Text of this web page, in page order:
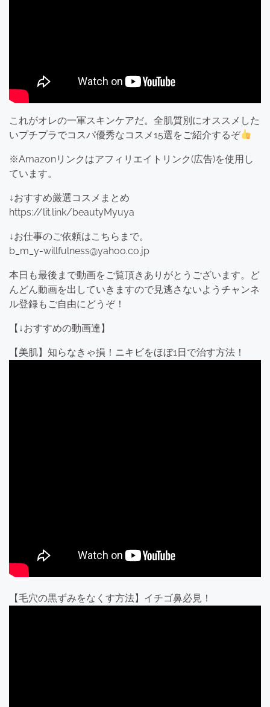
これがオレの一軍スキンケアだ。全肌質別にオススメした
いプチプラでコスパ優秀なコスメ15選をご紹介するぞ
※Amazonリンクはアフィリエイトリンク(広告)を使用し
ています。
↓おすすめ厳選コスメまとめ
https://lit.link/beautyMyuya
↓お仕事のご依頼はこちらまで。
b_m_y-willfulness@yahoo.co.jp
本日も最後まで動画をご覧頂きありがとうございます。ど
んどん動画を出していきますので見逃さないようチャンネ
ル登録もご自由にどうぞ！
【↓おすすめの動画達】
【美肌】知らなきゃ損！ニキビをほぼ1日で治す方法！
【毛穴の黒ずみをなくす方法】イチゴ鼻必見！